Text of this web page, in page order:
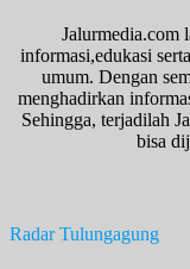
Jalurmedia.com
informasi,edukasi
umum. Dengan
menghadirkan
Sehingga, terjadilah
bisa
Radar Tulungagung